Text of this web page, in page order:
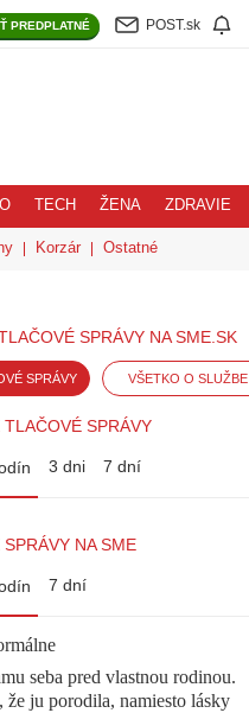
PREDPLATNÉ POST.sk
TECH ŽENA ZDRAVIE
Korzár Ostatné
SPRÁVY NA SME.SK
SPRÁVY VŠETKO O SLUŽBE
SPRÁVY
3 dni 7 dní
NA SME
7 dní
seba pred vlastnou rodinou.
ju porodila, namiesto lásky